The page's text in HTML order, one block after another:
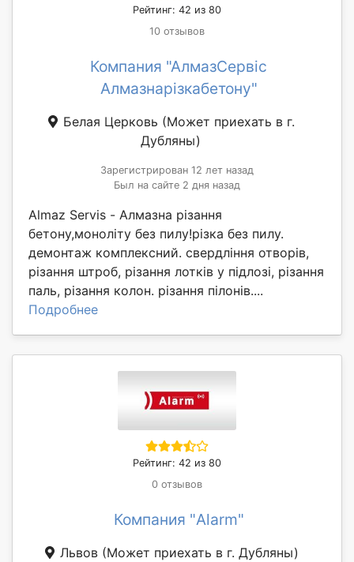
Рейтинг: 42 из 80
10 отзывов
Компания "АлмазСервіс
Алмазнарізкабетону"
Белая Церковь (Может приехать в г.
Дубляны)
Зарегистрирован 12 лет назад
Был на сайте 2 дня назад
Almaz Servis - Алмазна різання
бетону,моноліту без пилу!різка без пилу.
демонтаж комплексний. свердління отворів,
різання штроб, різання лотків у підлозі, різання
паль, різання колон. різання пілонів....
Подробнее
Рейтинг: 42 из 80
0 отзывов
Компания "Alarm"
Львов (Может приехать в г. Дубляны)